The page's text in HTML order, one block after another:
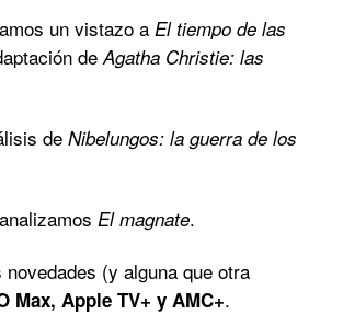
un vistazo a El tiempo de las
de Agatha Christie: las
de Nibelungos: la guerra de los
El magnate.
(y alguna que otra
Max, Apple TV+ y AMC+.